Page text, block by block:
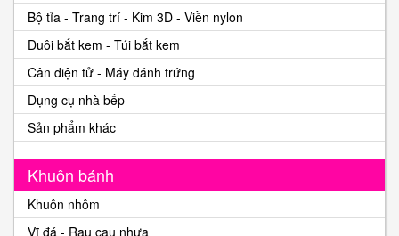
Bộ tỉa - Trang trí - Kim 3D - Viền nylon
Đuôi bắt kem - Túi bắt kem
Cân điện tử - Máy đánh trứng
Dụng cụ nhà bếp
Sản phẩm khác
Khuôn bánh
Khuôn nhôm
Vĩ đá - Rau cau nhựa